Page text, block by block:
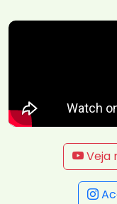
Veja